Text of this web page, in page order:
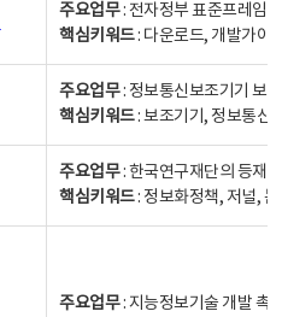
주요업무: 전자정부 표준프레임
핵심키워드: 다운로드, 개발가이
주요업무: 정보통신보조기기 보
핵심키워드: 보조기기, 정보통신
주요업무: 한국연구재단의 등재
핵심키워드: 정보화정책, 저널,
주요업무: 지능정보기술 개발 촉